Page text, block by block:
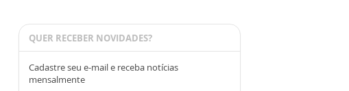
QUER RECEBER NOVIDADES?
Cadastre seu e-mail e receba notícias
mensalmente